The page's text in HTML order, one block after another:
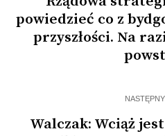
powiedzieć co z
przyszłości. Na
Walczak: Wciąż